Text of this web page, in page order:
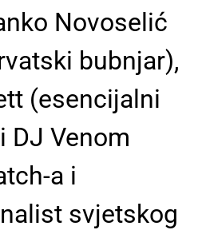
Novoselić
bubnjar),
(esencijalni
DJ Venom
a i
svjetskog